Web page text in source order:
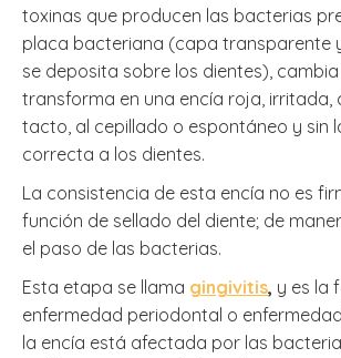
toxinas que producen las bacterias
placa bacteriana (capa transparente
se deposita sobre los dientes),
transforma en una encía roja, irritada,
tacto, al cepillado o espontáneo y sin
correcta a los dientes.
La consistencia de esta encía no es
función de sellado del diente; de
el paso de las bacterias.
Esta etapa se llama gingivitis, y es la
enfermedad periodontal o
la encía está afectada por las